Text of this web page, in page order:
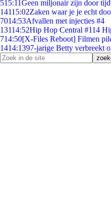
515:11Geen miljonair zijn door
14115:02Zaken waar je je echt
7014:53Afvallen met injecties #4
13114:52Hip Hop Central #114
714:50[X-Files Reboot] Filmen
1414:1397-jarige Betty verbreekt